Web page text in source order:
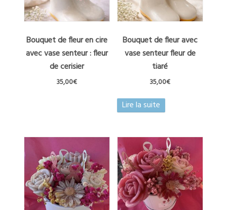
Bouquet de fleur en cire
avec vase senteur : fleur
de cerisier
35,00€
Bouquet de fleur avec
vase senteur fleur de
tiaré
35,00€
Lire la suite